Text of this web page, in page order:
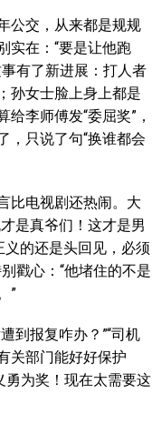
公交，从来都是规规
实在：“要是让他跑
有了新进展：打人者
孙女士脸上身上都是
李师傅发“委屈奖”，
，只说了句“换谁都会
比电视剧还热闹。大
是真爷们！这才是男
义的还是头回见，必须
戳心：“他堵住的不是
”
到报复咋办？”“司机
关部门能好好保护
勇为奖！现在太需要这